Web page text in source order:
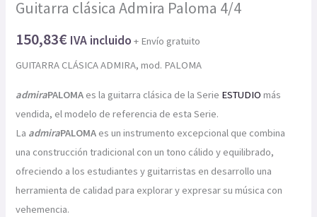
Guitarra clásica Admira Paloma 4/4
150,83€ IVA incluido + Envío gratuito
GUITARRA CLÁSICA ADMIRA, mod. PALOMA
admiraPALOMA es la guitarra clásica de la Serie ESTUDIO más
vendida, el modelo de referencia de esta Serie.
La admiraPALOMA es un instrumento excepcional que combina
una construcción tradicional con un tono cálido y equilibrado,
ofreciendo a los estudiantes y guitarristas en desarrollo una
herramienta de calidad para explorar y expresar su música con
vehemencia.